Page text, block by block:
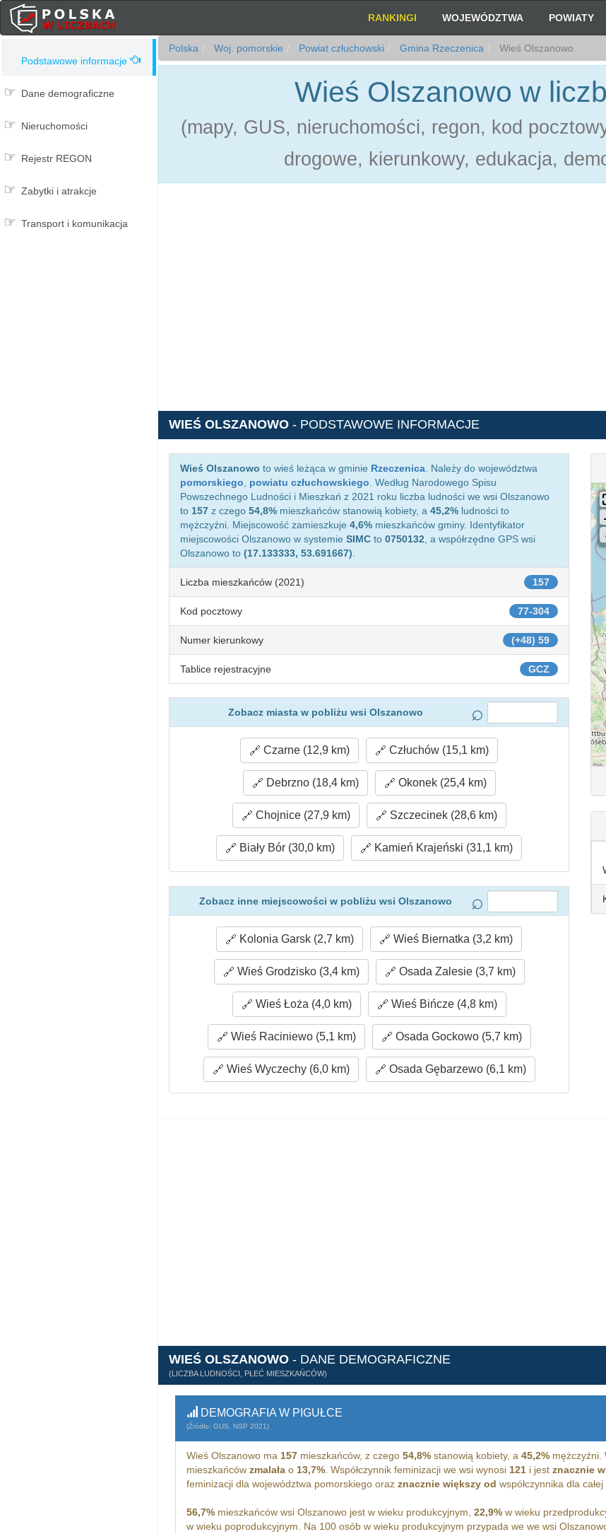
RANKINGI WOJEWÓDZTWA POWIATY
Podstawowe informacje
Dane demograficzne
Nieruchomości
Rejestr REGON
Zabytki i atrakcje
Transport i komunikacja
Polska Woj. pomorskie Powiat człuchowski Gmina Rzeczenica Wieś Olszanowo
Wieś Olszanowo w
(mapy, GUS, nieruchomości, regon, kod
drogowe, kierunkowy, edukacja,
WIEŚ OLSZANOWO - PODSTAWOWE INFORMACJE
Wieś Olszanowo to wieś leżąca w gminie Rzeczenica . Należy do województwa
pomorskiego
powiatu człuchowskiego . Według Narodowego Spisu
Powszechnego Ludności i Mieszkań z 2021 roku liczba ludności we wsi Olszanowo
to 157 z czego 54,8% mieszkańców stanowią kobiety, a 45,2% ludności to
mężczyźni. Miejscowość zamieszkuje 4,6% mieszkańców gminy. Identyfikator
miejscowości Olszanowo w systemie SIMC to 0750132 , a współrzędne GPS wsi
Olszanowo to (17.133333, 53.691667)
157
Liczba mieszkańców (2021)
77-304
Kod pocztowy
(+48) 59
Numer kierunkowy
GCZ
Tablice rejestracyjne
Zobacz miasta w pobliżu wsi Olszanowo
Czarne (12,9 km) Człuchów (15,1 km)
Debrzno (18,4 km) Okonek (25,4 km)
Chojnice (27,9 km) Szczecinek (28,6 km)
Biały Bór (30,0 km) Kamień Krajeński (31,1 km)
Zobacz inne miejscowości w pobliżu wsi Olszanowo
Kolonia Garsk (2,7 km) Wieś Biernatka (3,2 km)
Wieś Grodzisko (3,4 km) Osada Zalesie (3,7 km)
Wieś Łoża (4,0 km) Wieś Bińcze (4,8 km)
Wieś Raciniewo (5,1 km) Osada Gockowo (5,7 km)
Wieś Wyczechy (6,0 km) Osada Gębarzewo (6,1 km)
WIEŚ OLSZANOWO - DANE DEMOGRAFICZNE
(LICZBA LUDNOŚCI, PŁEĆ MIESZKAŃCÓW)
DEMOGRAFIA W PIGUŁCE
(Źródło: GUS, NSP 2021)
Wieś Olszanowo ma 157mieszkańców, z czego 54,8%stanowią kobiety, a 45,2%mężczyźni.
mieszkańców zmalałao 13,7%. Współczynnik feminizacji we wsi wynosi 121i jest znacznie
feminizacji dla województwa pomorskiego oraz znacznie większy od współczynnika dla całej
56,7%mieszkańców wsi Olszanowo jest w wieku produkcyjnym, 22,9%w wieku
w wieku poprodukcyjnym. Na 100 osób w wieku produkcyjnym przypada we we wsi